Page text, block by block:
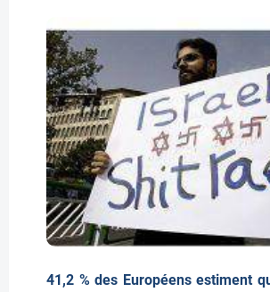
41,2 % des Européens estiment